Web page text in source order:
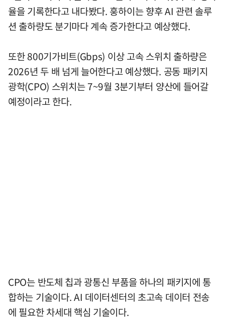
율을 기록한다고 내다봤다. 훙하이는 향후 AI 관련 솔루
션 출하량도 분기마다 계속 증가한다고 예상했다.
또한 800기가비트(Gbps) 이상 고속 스위치 출하량은
2026년 두 배 넘게 늘어한다고 예상했다. 공동 패키지
광학(CPO) 스위치는 7~9월 3분기부터 양산에 들어갈
예정이라고 한다.
CPO는 반도체 칩과 광통신 부품을 하나의 패키지에 통
합하는 기술이다. AI 데이터센터의 초고속 데이터 전송
에 필요한 차세대 핵심 기술이다.